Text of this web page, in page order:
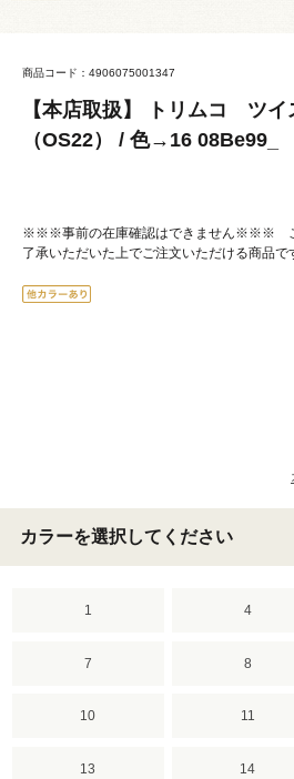
商品コード：4906075001347
【本店取扱】 トリムコ ツイ
（OS22） / 色→16 08Be99_
※※※事前の在庫確認はできません※※※ こ
了承いただいた上でご注文いただける商品で
カラーを選択してください
1 4
7 8
10 11
13 14